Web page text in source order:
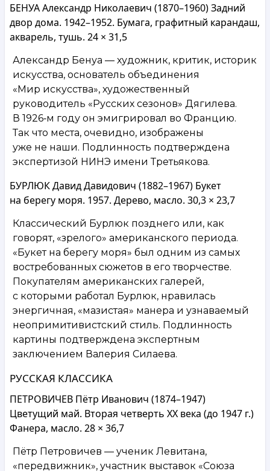
БЕНУА Александр Николаевич (1870–1960) Задний
двор дома. 1942–1952. Бумага, графитный карандаш,
акварель, тушь. 24 × 31,5
Александр Бенуа — художник, критик, историк
искусства, основатель объединения
«Мир искусства», художественный
руководитель «Русских сезонов» Дягилева.
В 1926‑м году он эмигрировал во Францию.
Так что места, очевидно, изображены
уже не наши. Подлинность подтверждена
экспертизой НИНЭ имени Третьякова.
БУРЛЮК Давид Давидович (1882–1967) Букет
на берегу моря. 1957. Дерево, масло. 30,3 × 23,7
Классический Бурлюк позднего или, как
говорят, «зрелого» американского периода.
«Букет на берегу моря» был одним из самых
востребованных сюжетов в его творчестве.
Покупателям американских галерей,
с которыми работал Бурлюк, нравилась
энергичная, «мазистая» манера и узнаваемый
неопримитивистский стиль. Подлинность
картины подтверждена экспертным
заключением Валерия Силаева.
РУССКАЯ КЛАССИКА
ПЕТРОВИЧЕВ Пётр Иванович (1874–1947)
Цветущий май. Вторая четверть XX века (до 1947 г.)
Фанера, масло. 28 × 36,7
Пётр Петровичев — ученик Левитана,
«передвижник», участник выставок «Союза